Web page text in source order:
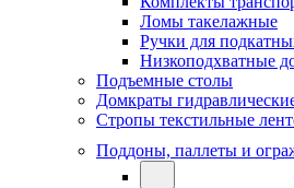
Ломы такелажные
Ручки для
Низкоподхватные
Подъемные столы
Домкраты
Стропы текстильные
Поддоны, паллеты и